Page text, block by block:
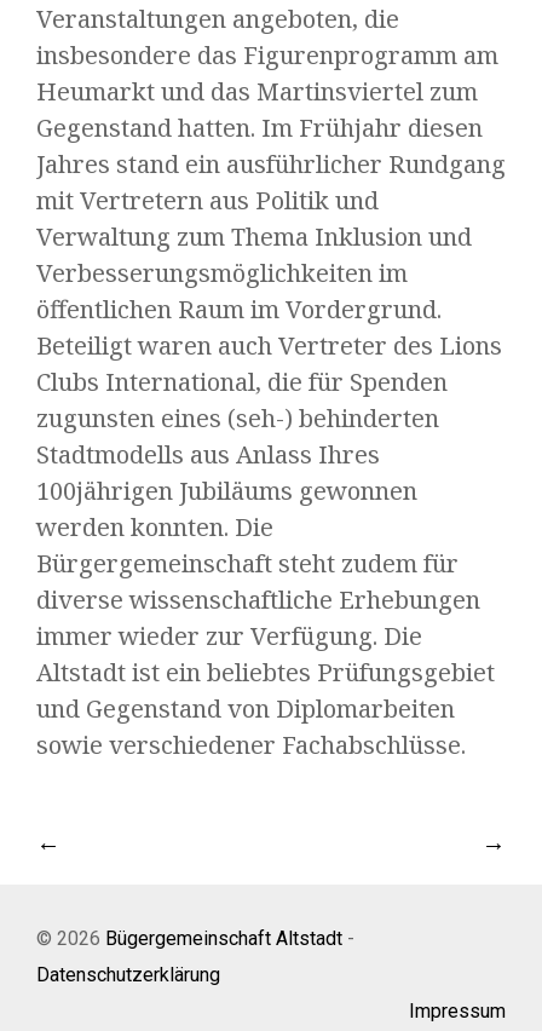
Veranstaltungen angeboten, die
insbesondere das Figurenprogramm am
Heumarkt und das Martinsviertel zum
Gegenstand hatten. Im Frühjahr diesen
Jahres stand ein ausführlicher Rundgang
mit Vertretern aus Politik und
Verwaltung zum Thema Inklusion und
Verbesserungsmöglichkeiten im
öffentlichen Raum im Vordergrund.
Beteiligt waren auch Vertreter des Lions
Clubs International, die für Spenden
zugunsten eines (seh-) behinderten
Stadtmodells aus Anlass Ihres
100jährigen Jubiläums gewonnen
werden konnten. Die
Bürgergemeinschaft steht zudem für
diverse wissenschaftliche Erhebungen
immer wieder zur Verfügung. Die
Altstadt ist ein beliebtes Prüfungsgebiet
und Gegenstand von Diplomarbeiten
sowie verschiedener Fachabschlüsse.
← →
© 2026 Bügergemeinschaft Altstadt -
Datenschutzerklärung
Impressum